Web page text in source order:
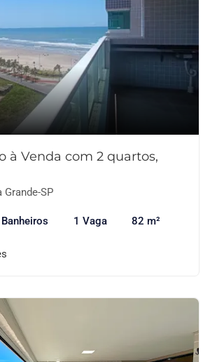
à Venda com 2 quartos,
Grande-SP
1 Vaga 82 m²